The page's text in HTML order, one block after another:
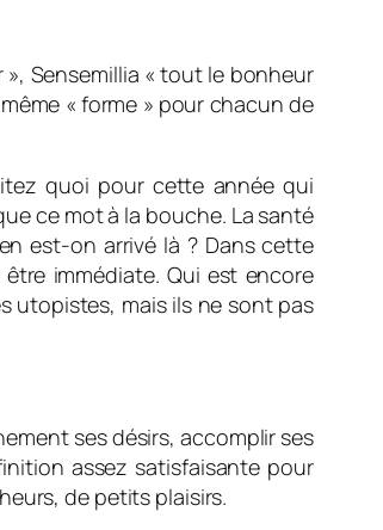
Sensemillia « tout le bonheur
« forme » pour chacun de
quoi pour cette année qui
ce mot à la bouche. La santé
est-on arrivé là ? Dans cette
immédiate. Qui est encore
utopistes, mais ils ne sont pas
ses désirs, accomplir ses
assez satisfaisante pour
de petits plaisirs.